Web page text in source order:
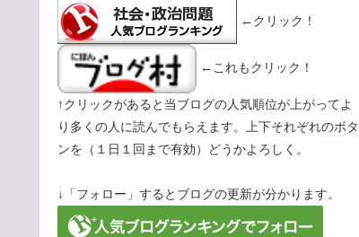
←クリック！
←これもクリック！
↑クリックがあると当ブログの人気順位が上がってよ
り多くの人に読んでもらえます。上下それぞれのボタ
ンを（１日１回まで有効）どうかよろしく。
↓「フォロー」するとブログの更新が分かります。